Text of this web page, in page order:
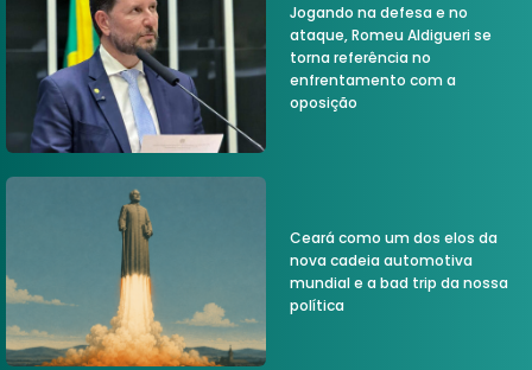
Jogando na defesa e no
ataque, Romeu Aldigueri se
torna referência no
enfrentamento com a
oposição
Ceará como um dos elos da
nova cadeia automotiva
mundial e a bad trip da nossa
política